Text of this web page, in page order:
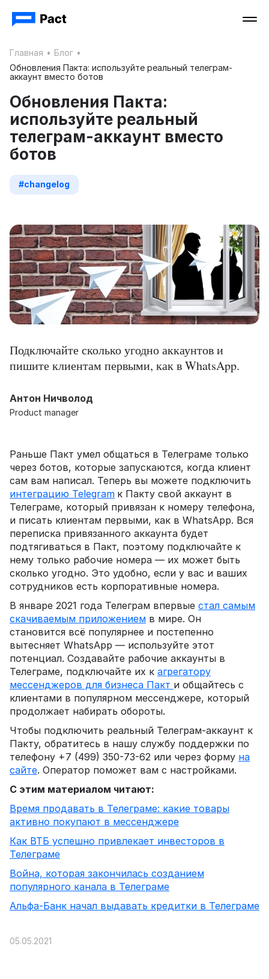
Главная • Блог •
Обновления Пакта: используйте реальный телеграм-
аккаунт вместо ботов
Обновления Пакта:
используйте реальный
телеграм-аккаунт вместо
ботов
#changelog
Подключайте сколько угодно аккаунтов и
пишите клиентам первыми, как в WhatsApp.
Антон Ничволод
Product manager
Раньше Пакт умел общаться в Телеграме только
через ботов, которые запускаются, когда клиент
сам вам написал. Теперь вы можете подключить
интеграцию Telegram к Пакту свой аккаунт в
Телеграме, который привязан к номеру телефона,
и писать клиентам первыми, как в WhatsApp. Вся
переписка привязанного аккаунта будет
подтягиваться в Пакт, поэтому подключайте к
нему только рабочие номера — их может быть
сколько угодно. Это удобно, если у вас и ваших
сотрудников есть корпоративные номера.
В январе 2021 года Телеграм впервые стал самым
скачиваемым приложением в мире. Он
становится всё популярнее и постепенно
вытесняет WhatsApp — используйте этот
потенциал. Создавайте рабочие аккаунты в
Телеграме, подключайте их к агрегатору
мессенджеров для бизнеса Пакт и общайтесь с
клиентами в популярном мессенджере, который
продолжает набирать обороты.
Чтобы подключить реальный Телеграм-аккаунт к
Пакту, обратитесь в нашу службу поддержки по
телефону +7 (499) 350-73-62 или через форму на
сайте. Оператор поможет вам с настройками.
С этим материалом читают:
Время продавать в Телеграме: какие товары
активно покупают в мессенджере
Как ВТБ успешно привлекает инвесторов в
Телеграме
Война, которая закончилась созданием
популярного канала в Телеграме
Альфа-Банк начал выдавать кредитки в Телеграме
05.05.2021